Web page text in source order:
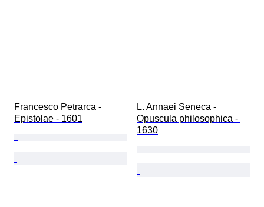
Francesco Petrarca -
Epistolae - 1601
L. Annaei Seneca -
Opuscula philosophica -
1630